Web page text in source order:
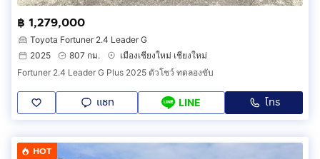
฿ 1,279,000
Toyota Fortuner 2.4 Leader G
2025
807 กม.
เมืองเชียงใหม่ เชียงใหม่
Fortuner 2.4 Leader G Plus 2025 ตัวโชว์ ทดลองขับ
แชท LINE โทร
HOT